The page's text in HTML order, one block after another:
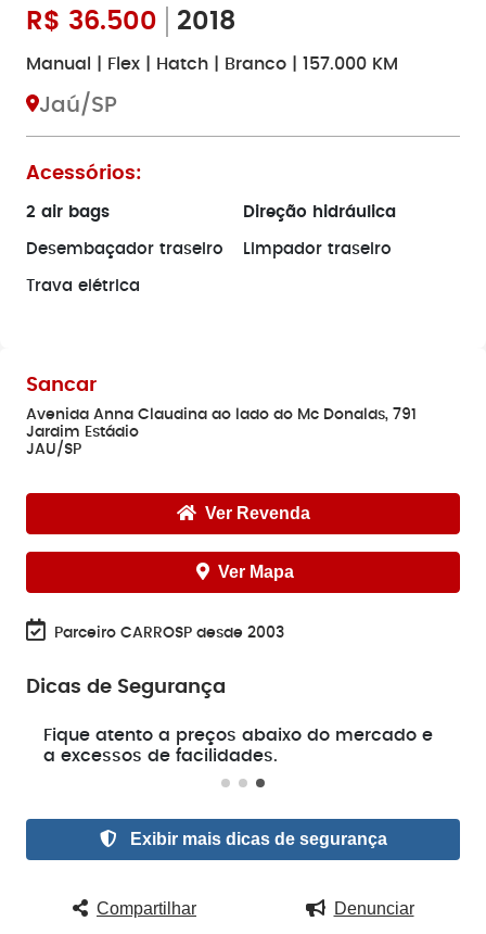
R$ 36.500 2018
Manual | Flex | Hatch | Branco | 157.000 KM
Jaú/SP
Acessórios:
2 air bags Direção hidráulica
Desembaçador traseiro Limpador traseiro
Trava elétrica
Sancar
Avenida Anna Claudina ao lado do Mc Donalds, 791
Jardim Estádio
JAU/SP
Ver Revenda
Ver Mapa
Parceiro CARROSP desde 2003
Dicas de Segurança
Fique atento a preços abaixo do mercado e
a excessos de facilidades.
Exibir mais dicas de segurança
Compartilhar Denunciar